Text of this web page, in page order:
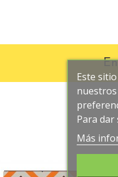
Este
Para
Más